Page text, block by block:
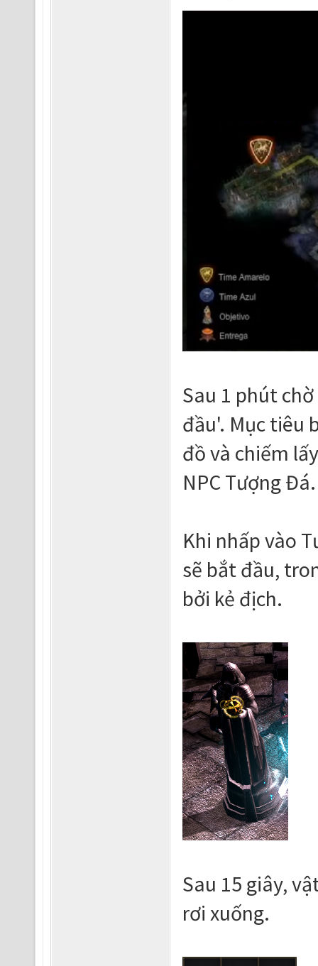
Sau 1 phút
đầu'. Mục tiêu
đồ và chiếm
NPC Tượng Đá.
Khi nhấp vào
sẽ bắt đầu,
bởi kẻ địch.
Sau 15 giây,
rơi xuống.